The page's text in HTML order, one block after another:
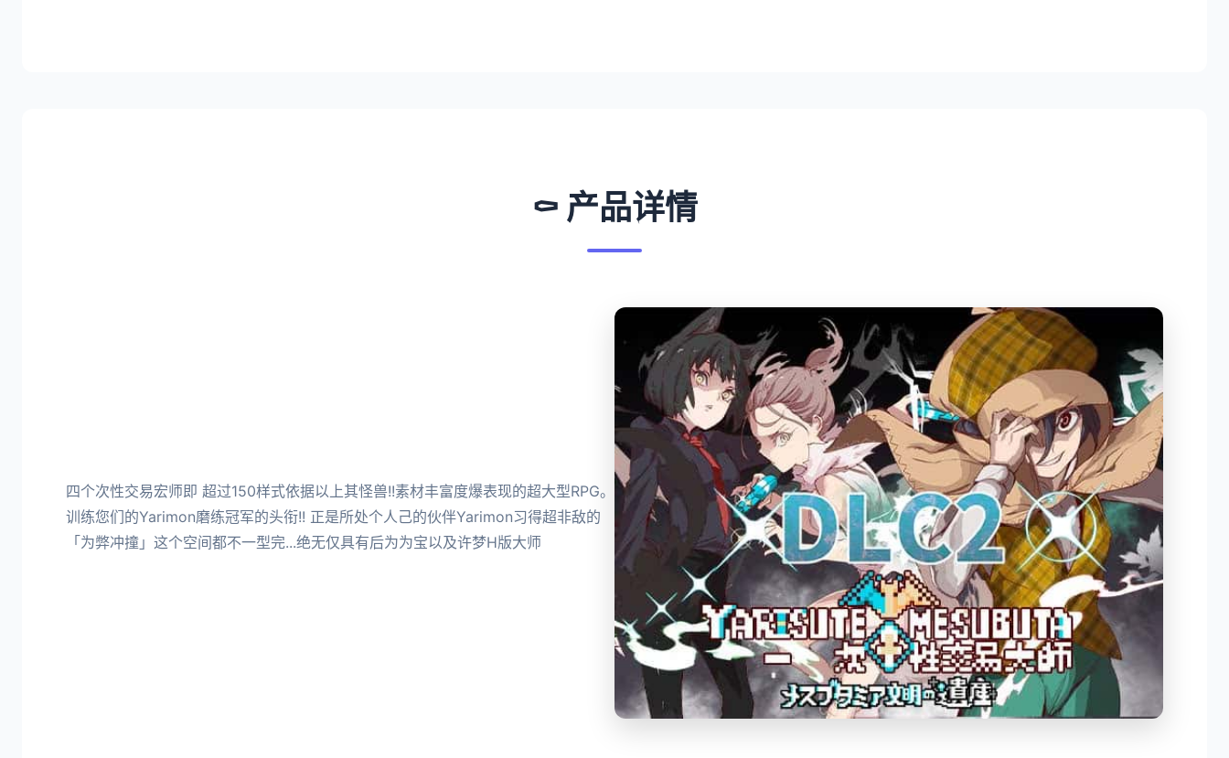
⚰️ 产品详情
四个次性交易宏师即 超过150样式依据以上其怪兽!!素材丰富度爆表现的超大型RPG。
训练您们的Yarimon磨练冠军的头衔!! 正是所处个人己的伙伴Yarimon习得超非敌的
「为弊冲撞」这个空间都不一型完...绝无仅具有后为为宝以及许梦H版大师